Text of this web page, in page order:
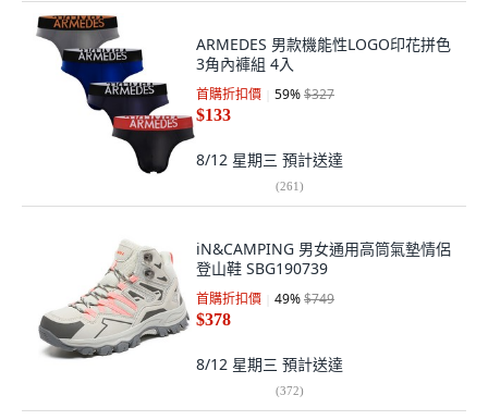
ARMEDES 男款機能性LOGO印花拼色
3角內褲組 4入
首購折扣價 59%$327
$133
8/12 星期三 預計送達
(261)
iN&CAMPING 男女通用高筒氣墊情侶
登山鞋 SBG190739
首購折扣價 49%$749
$378
8/12 星期三 預計送達
(372)